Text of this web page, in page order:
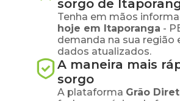
sorgo de
Tenha em mãos
hoje em Itaporanga -
demanda na sua
dados atualizados.
A maneira mais
sorgo
A plataforma Grão